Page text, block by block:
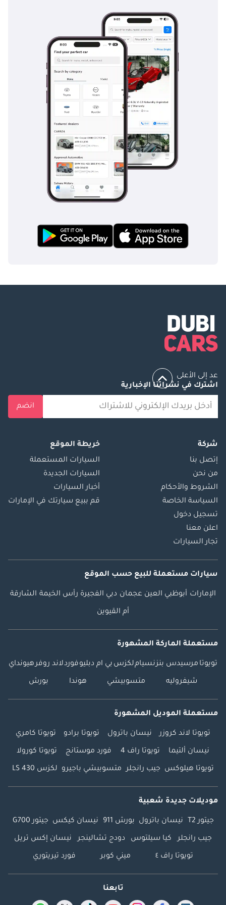
التزام ماركوبولو برضا العملاء
تُولي ماركوبولو اهتمامًا بالغًا برضا العملاء، حيث تُقدم خدمات دعم شاملة
في دولة الإمارات العربية المتحدة. وبفضل شبكة واسعة من مراكز الخدمة
وقطع الغيار المتوفرة بسهولة، تضمن الشركة الحد الأدنى من وقت توقف
مركباتها. كما تُعزز برامج التدريب للسائقين وفرق الصيانة أداء وموثوقية
حافلات ماركوبولو. بالإضافة إلى ذلك، يعكس التزام العلامة التجارية بالابتكار
والاستدامة تفانيها في تلبية الاحتياجات المتغيرة لعملائها في دولة الإمارات
أصبحت ماركوبولو اسمًا موثوقًا به في قطاع النقل في دولة الإمارات العربية
المتحدة من خلال تقديم حافلات عالية الجودة تجمع بين السلامة والراحة
والموثوقية. تُلبي تشكيلة ماركوبولو المتنوعة من الحافلات احتياجات
مختلفة، بدءًا من النقل العام وصولًا إلى السفر الفاخر، مما يجعلها لاعبًا
رئيسيًا في قطاع النقل بالمنطقة. ومن خلال التوافق مع أهداف دولة
الإمارات العربية المتحدة في مجال النقل المستدام والفعال، تواصل
ماركوبولو إسهامها في تقدم الدولة، واضعةً معايير جديدة للتميز في صناعة
عد إلى الأعلى
اشترك في نشراتنا الإخبارية
انضم
شركة
إتصل بنا
من نحن
الشروط والأحكام
السياسة الخاصة
تسجيل دخول
اعلن معنا
تجار السيارات
خريطة الموقع
السيارات المستعملة
السيارات الجديدة
أخبار السيارات
قم ببيع سيارتك في الإمارات
سيارات مستعملة للبيع حسب الموقع
الإمارات أبوظبي العين عجمان دبي الفجيرة رأس الخيمة الشارقة
أم القيوين
مستعملة الماركة المشهورة
تويوتا مرسيدس بنزنسياملكزس بي ام دبليوفوردلاند روفرهيونداي
شيفروليه متسوبيشي هوندا بورش
مستعملة الموديل المشهورة
تويوتا لاند كروزر نيسان باترول تويوتا برادو تويوتا كامري
نيسان ألتيما تويوتا راف 4 فورد موستانج تويوتا كورولا
تويوتا هيلوكس جيب رانجلر متسوبيشي باجيرو لكزس LS 430
موديلات جديدة شعبية
جيتور T2 نيسان باترول بورش 911 نيسان كيكس جيتور G700
جيب رانجلر كيا سيلتوس دودج تشالينجر نيسان إكس تريل
تويوتا راف ٤ ميني كوبر فورد تيريتوري
تابعنا